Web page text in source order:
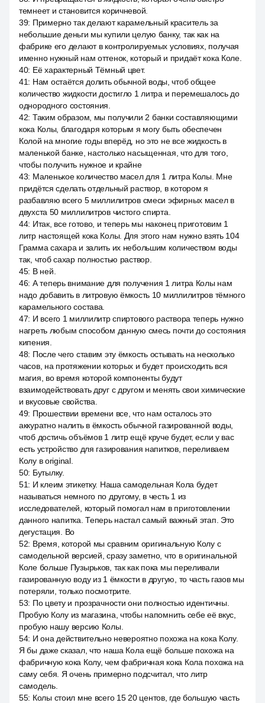
темнеет и становится коричневой.
39: Примерно так делают карамельный краситель за
небольшие деньги мы купили целую банку, так как на
фабрике его делают в контролируемых условиях, получая
именно нужный нам оттенок, который и придаёт кока Коле.
40: Её характерный Тёмный цвет.
41: Нам остаётся долить обычной воды, чтоб общее
количество жидкости достигло 1 литра и перемешалось до
однородного состояния.
42: Таким образом, мы получили 2 банки составляющими
кока Колы, благодаря которым я могу быть обеспечен
Колой на многие годы вперёд, но это не все жидкость в
маленькой банке, настолько насыщенная, что для того,
чтобы получить нужное и крайне
43: Маленькое количество масел для 1 литра Колы. Мне
придётся сделать отдельный раствор, в котором я
разбавляю всего 5 миллилитров смеси эфирных масел в
двухста 50 миллилитров чистого спирта.
44: Итак, все готово, и теперь мы наконец приготовим 1
литр настоящей кока Колы. Для этого нам нужно взять 104
Грамма сахара и залить их небольшим количеством воды
так, чтоб сахар полностью раствор.
45: В ней.
46: А теперь внимание для получения 1 литра Колы нам
надо добавить в литровую ёмкость 10 миллилитров тёмного
карамельного состава.
47: И всего 1 миллилитр спиртового раствора теперь нужно
нагреть любым способом данную смесь почти до состояния
кипения.
48: После чего ставим эту ёмкость остывать на несколько
часов, на протяжении которых и будет происходить вся
магия, во время которой компоненты будут
взаимодействовать друг с другом и менять свои химические
и вкусовые свойства.
49: Прошествии времени все, что нам осталось это
аккуратно налить в ёмкость обычной газированной воды,
чтоб достичь объёмов 1 литр ещё круче будет, если у вас
есть устройство для газирования напитков, переливаем
Колу в original.
50: Бутылку.
51: И клеим этикетку. Наша самодельная Кола будет
называться немного по другому, в честь 1 из
исследователей, который помогал нам в приготовлении
данного напитка. Теперь настал самый важный этап. Это
дегустация. Во
52: Время, которой мы сравним оригинальную Колу с
самодельной версией, сразу заметно, что в оригинальной
Коле больше Пузырьков, так как пока мы переливали
газированную воду из 1 ёмкости в другую, то часть газов мы
потеряли, только посмотрите.
53: По цвету и прозрачности они полностью идентичны.
Пробую Колу из магазина, чтобы напомнить себе её вкус,
пробую нашу версию Колы.
54: И она действительно невероятно похожа на кока Колу.
Я бы даже сказал, что наша Кола ещё больше похожа на
фабричную кока Колу, чем фабричная кока Кола похожа на
саму себя. Я очень примерно подсчитал, что литр
самодель.
55: Колы стоил мне всего 15 20 центов, где большую часть